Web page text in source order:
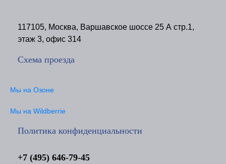
117105, Москва, Варшавское шоссе 25 А стр.1,
этаж 3, офис 314
Схема проезда
Мы на Озоне
Мы на Wildberrie
Политика конфиденциальности
+7 (495) 646-79-45